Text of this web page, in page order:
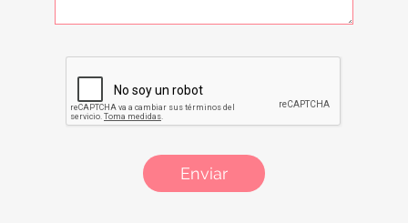
Enviar